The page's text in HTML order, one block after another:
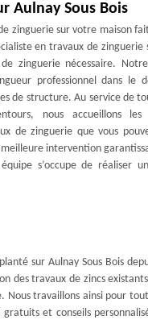
Aulnay Sous Bois
zinguerie sur votre maison
en travaux de zinguerie
zinguerie nécessaire.
professionnel dans le
de structure. Au service de
nous accueillons les
de zinguerie que vous
meilleure intervention
s’occupe de réaliser
sur Aulnay Sous Bois
des travaux de zincs
Nous travaillons ainsi pour
et conseils